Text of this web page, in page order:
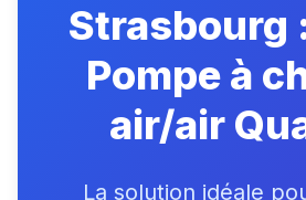
Strasbourg
Pompe à
air/air
La solution idéale